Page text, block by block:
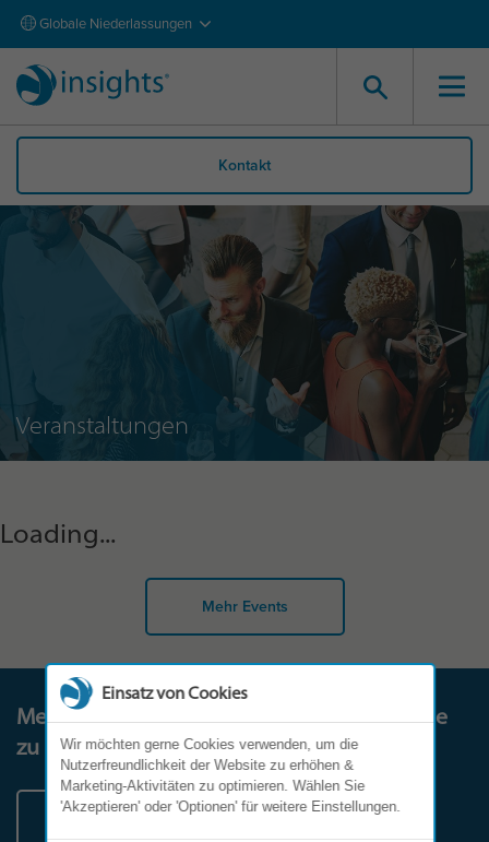
Globale Niederlassungen
Kontakt
Veranstaltungen
Loading...
Mehr Events
Melden Sie sich noch heute, um diese Reise
zu beginnen.
Kontakt
Einsatz von Cookies
Wir möchten gerne Cookies verwenden, um die
Nutzerfreundlichkeit der Website zu erhöhen &
Marketing-Aktivitäten zu optimieren. Wählen Sie
'Akzeptieren' oder 'Optionen' für weitere Einstellungen.